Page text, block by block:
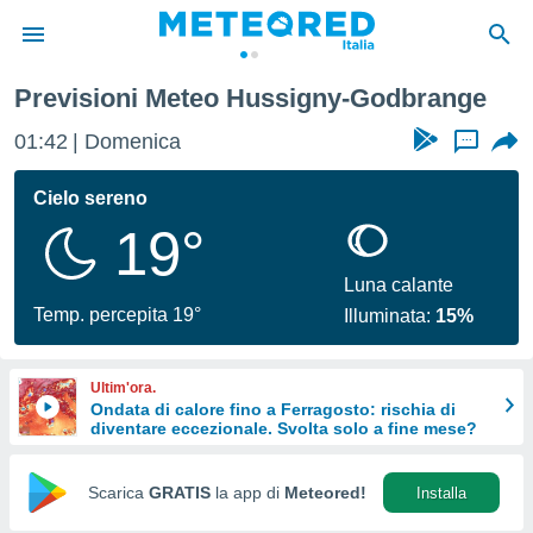
di
per
le
di
Web
Previsioni Meteo Hussigny-Godbrange
01:42 Domenica ...
Cielo sereno
19°
Temp. percepita 19°
Luna calante
Illuminata: 15%
Ultim'ora.
Ondata di calore fino a Ferragosto: rischia di
diventare eccezionale. Svolta solo a fine mese?
Scarica GRATIS la app di Meteored! Installa